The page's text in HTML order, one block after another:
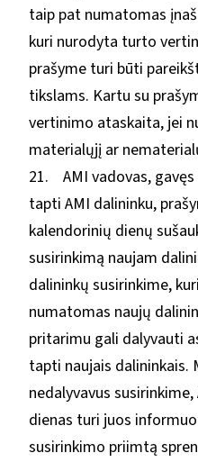
taip pat numatomas
kuri nurodyta turto
prašyme turi būti
tikslams. Kartu su
vertinimo ataskaita, jei
materialųjį ar
21. AMI vadovas,
tapti AMI dalininku,
kalendorinių dienų
susirinkimą naujam
dalininkų susirinkime,
numatomas naujų
pritarimu gali dalyvauti
tapti naujais dalininkais.
nedalyvavus
dienas turi juos
susirinkimo priimtą